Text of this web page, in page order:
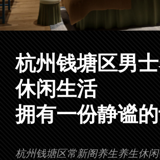
杭州钱塘区男
|
拥有一份静谧
杭州钱塘区常新阁养生养生休